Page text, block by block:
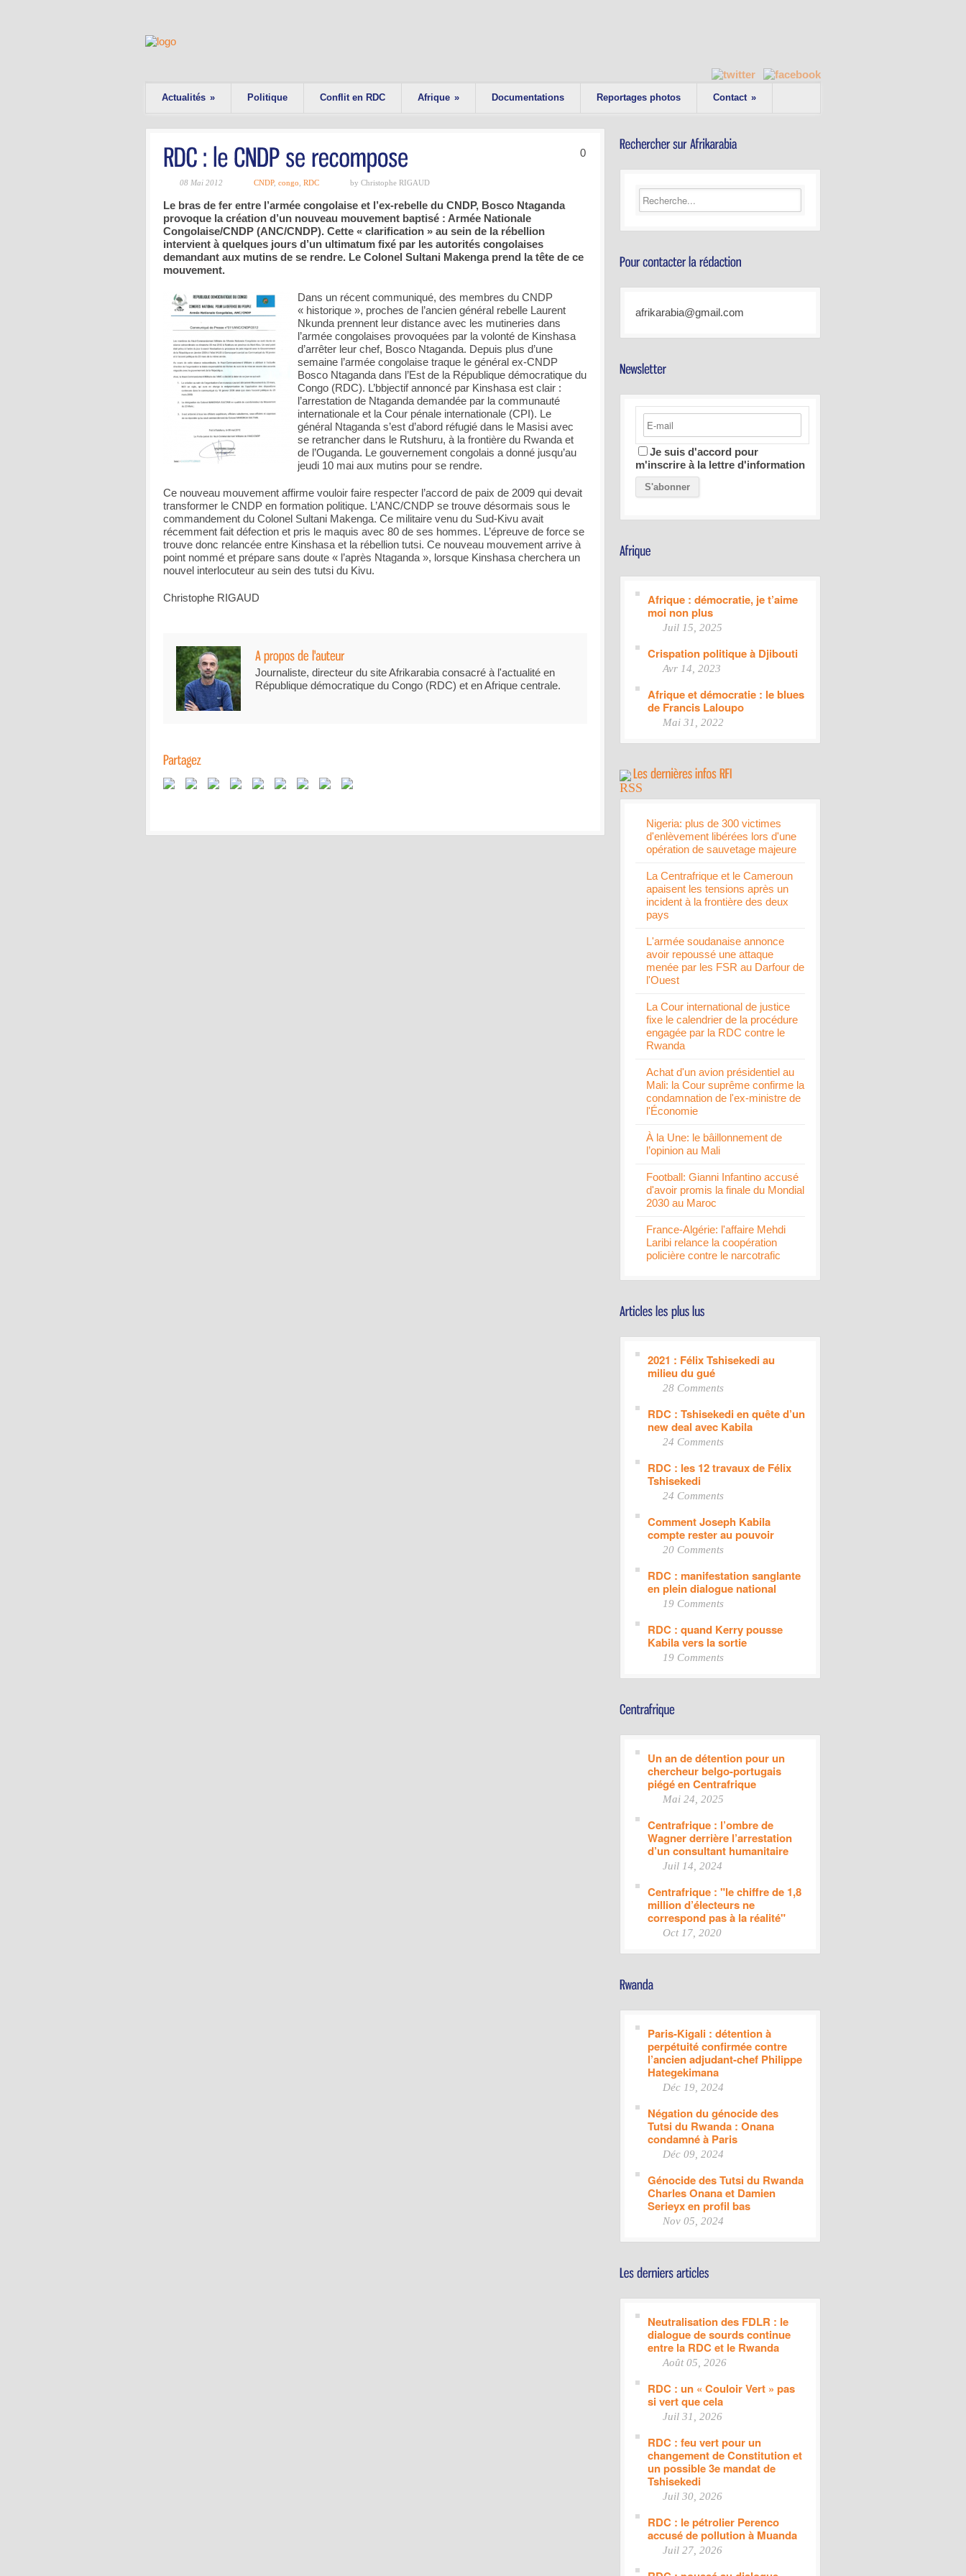
Actualités » Politique Conflit en RDC Afrique » Documentations Reportages photos Contact »
0
08 Mai 2012 CNDP, congo RDC by Christophe RIGAUD
Le bras de fer entre l’armée congolaise et l’ex-rebelle du CNDP, Bosco Ntaganda
provoque la création d’un nouveau mouvement baptisé : Armée Nationale
Congolaise/CNDP (ANC/CNDP). Cette « clarification » au sein de la rébellion
intervient à quelques jours d’un ultimatum fixé par les autorités congolaises
demandant aux mutins de se rendre. Le Colonel Sultani Makenga prend la tête de ce
mouvement.
Dans un récent communiqué, des membres du CNDP
« historique », proches de l’ancien général rebelle Laurent
Nkunda prennent leur distance avec les mutineries dans
l’armée congolaises provoquées par la volonté de Kinshasa
d’arrêter leur chef, Bosco Ntaganda. Depuis plus d’une
semaine l’armée congolaise traque le général ex-CNDP
Bosco Ntaganda dans l’Est de la République démocratique du
Congo (RDC). L’bbjectif annoncé par Kinshasa est clair :
l’arrestation de Ntaganda demandée par la communauté
internationale et la Cour pénale internationale (CPI). Le
général Ntaganda s’est d’abord réfugié dans le Masisi avec
se retrancher dans le Rutshuru, à la frontière du Rwanda et
de l’Ouganda. Le gouvernement congolais a donné jusqu’au
jeudi 10 mai aux mutins pour se rendre.
Ce nouveau mouvement affirme vouloir faire respecter l’accord de paix de 2009 qui devait
transformer le CNDP en formation politique. L’ANC/CNDP se trouve désormais sous le
commandement du Colonel Sultani Makenga. Ce militaire venu du Sud-Kivu avait
récemment fait défection et pris le maquis avec 80 de ses hommes. L’épreuve de force se
trouve donc relancée entre Kinshasa et la rébellion tutsi. Ce nouveau mouvement arrive à
point nommé et prépare sans doute « l’après Ntaganda », lorsque Kinshasa cherchera un
nouvel interlocuteur au sein des tutsi du Kivu.
Christophe RIGAUD
Journaliste, directeur du site Afrikarabia consacré à l'actualité en
République démocratique du Congo (RDC) et en Afrique centrale.
afrikarabia@gmail.com
Je suis d'accord pour
m'inscrire à la lettre d'information
Afrique : démocratie, je t’aime
moi non plus
Juil 15, 2025
Crispation politique à Djibouti
Avr 14, 2023
Afrique et démocratie : le blues
de Francis Laloupo
Mai 31, 2022
Nigeria: plus de 300 victimes
d'enlèvement libérées lors d'une
opération de sauvetage majeure
La Centrafrique et le Cameroun
apaisent les tensions après un
incident à la frontière des deux
pays
L'armée soudanaise annonce
avoir repoussé une attaque
menée par les FSR au Darfour de
l'Ouest
La Cour international de justice
fixe le calendrier de la procédure
engagée par la RDC contre le
Rwanda
Achat d'un avion présidentiel au
Mali: la Cour suprême confirme la
condamnation de l'ex-ministre de
l'Économie
À la Une: le bâillonnement de
l’opinion au Mali
Football: Gianni Infantino accusé
d'avoir promis la finale du Mondial
2030 au Maroc
France-Algérie: l'affaire Mehdi
Laribi relance la coopération
policière contre le narcotrafic
2021 : Félix Tshisekedi au
milieu du gué
28 Comments
RDC : Tshisekedi en quête d’un
new deal avec Kabila
24 Comments
RDC : les 12 travaux de Félix
Tshisekedi
24 Comments
Comment Joseph Kabila
compte rester au pouvoir
20 Comments
RDC : manifestation sanglante
en plein dialogue national
19 Comments
RDC : quand Kerry pousse
Kabila vers la sortie
19 Comments
Un an de détention pour un
chercheur belgo-portugais
piégé en Centrafrique
Mai 24, 2025
Centrafrique : l’ombre de
Wagner derrière l’arrestation
d’un consultant humanitaire
Juil 14, 2024
Centrafrique : "le chiffre de 1,8
million d’électeurs ne
correspond pas à la réalité"
Oct 17, 2020
Paris-Kigali : détention à
perpétuité confirmée contre
l’ancien adjudant-chef Philippe
Hategekimana
Déc 19, 2024
Négation du génocide des
Tutsi du Rwanda : Onana
condamné à Paris
Déc 09, 2024
Génocide des Tutsi du Rwanda
Charles Onana et Damien
Serieyx en profil bas
Nov 05, 2024
Neutralisation des FDLR : le
dialogue de sourds continue
entre la RDC et le Rwanda
Août 05, 2026
RDC : un « Couloir Vert » pas
si vert que cela
Juil 31, 2026
RDC : feu vert pour un
changement de Constitution et
un possible 3e mandat de
Tshisekedi
Juil 30, 2026
RDC : le pétrolier Perenco
accusé de pollution à Muanda
Juil 27, 2026